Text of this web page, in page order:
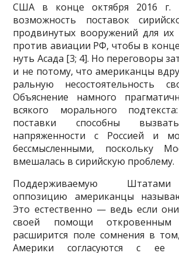
США в конце октября 2016 г.
возможность поставок
продвинутых вооружений для их
против авиации РФ, чтобы в
нуть Асада [3; 4]. Но переговоры
и не потому, что американцы
ральную несостоятельность
Объяснение намного
всякого морального
поставки способны
напряженности с Россией и
бессмысленными, поскольку
вмешалась в сирийскую проблему.
Поддерживаемую
оппозицию американцы
Это естественно — ведь если
своей помощи откровенным
расширится поле сомнения в
Америки согласуются с ее